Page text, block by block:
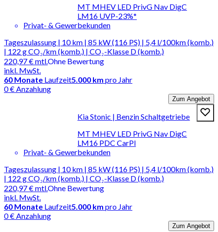
MT MHEV LED PrivG Nav DigC
LM16 UVP-23%*
Privat- & Gewerbekunden
Tageszulassung | 10 km | 85 kW (116 PS) | 5,4 l/100km (komb.)
| 122 g CO₂/km (komb.) | CO₂-Klasse D (komb.)
220,97 €mtl.
inkl. MwSt.
Ohne Bewertung
60 Monate Laufzeit5.000 km pro Jahr
0 € Anzahlung
Zum Angebot
Kia Stonic | Benzin Schaltgetriebe
MT MHEV LED PrivG Nav DigC
LM16 PDC CarPl
Privat- & Gewerbekunden
Tageszulassung | 10 km | 85 kW (116 PS) | 5,4 l/100km (komb.)
| 122 g CO₂/km (komb.) | CO₂-Klasse D (komb.)
220,97 €mtl.
inkl. MwSt.
Ohne Bewertung
60 Monate Laufzeit5.000 km pro Jahr
0 € Anzahlung
Zum Angebot